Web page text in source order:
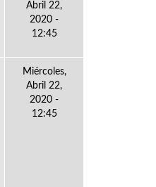
Abril 22,
2020 -
12:45
Miércoles,
Abril 22,
2020 -
12:45